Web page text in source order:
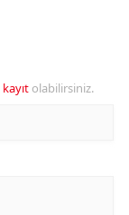
kayıt olabilirsiniz.